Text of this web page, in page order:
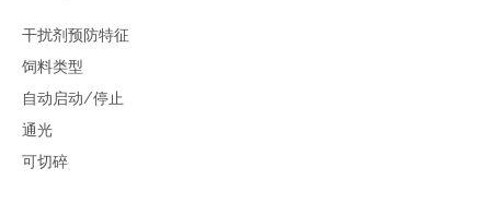
干扰剂预防特征
饲料类型
自动启动/停止
通光
可切碎